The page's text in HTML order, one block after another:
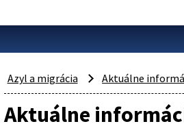
Azyl a migrácia Aktuálne
Aktuálne